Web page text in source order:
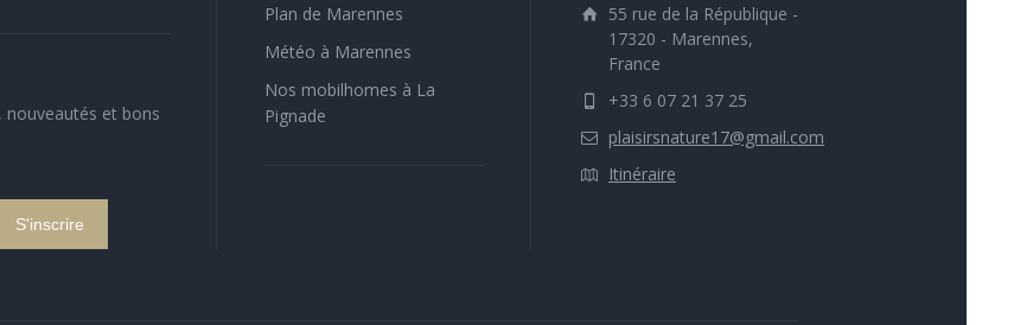
nouveautés et bons
Plan de Marennes
Météo à Marennes
Nos mobilhomes à La
Pignade
55 rue de la République -
17320 - Marennes,
France
+33 6 07 21 37 25
plaisirsnature17@gmail.com
Itinéraire